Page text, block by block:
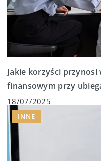
Jakie korzyści przynosi
finansowym przy
18/07/2025
INNE